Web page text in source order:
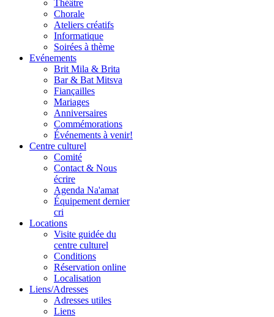
Théâtre
Chorale
Ateliers créatifs
Informatique
Soirées à thème
Evénements
Brit Mila & Brita
Bar & Bat Mitsva
Fiançailles
Mariages
Anniversaires
Commémorations
Événements à venir!
Centre culturel
Comité
Contact & Nous
écrire
Agenda Na'amat
Équipement dernier
cri
Locations
Visite guidée du
centre culturel
Conditions
Réservation online
Localisation
Liens/Adresses
Adresses utiles
Liens